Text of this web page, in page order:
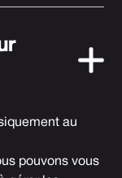
au
pouvons vous